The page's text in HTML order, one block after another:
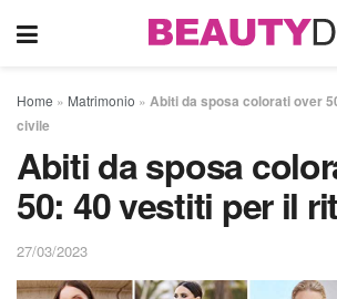
Home » Matrimonio » Abiti da sposa colorati over
civile
Abiti da sposa
50: 40 vestiti per il
27/03/2023